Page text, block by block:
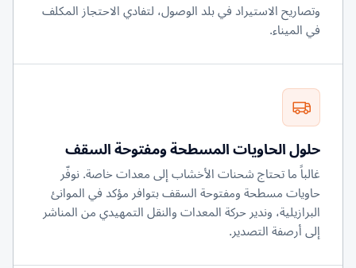
وتصاريح الاستيراد في بلد الوصول، لتفادي الاحتجاز المكلف
في الميناء.
حلول الحاويات المسطحة ومفتوحة السقف
غالباً ما تحتاج شحنات الأخشاب إلى معدات خاصة. نوفّر
حاويات مسطحة ومفتوحة السقف بتوافر مؤكد في الموانئ
البرازيلية، وندير حركة المعدات والنقل التمهيدي من المناشر
إلى أرصفة التصدير.